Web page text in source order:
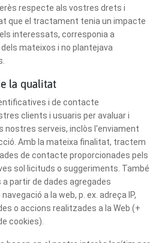
respecte als vostres drets i
que el tractament tenia un impacte
interessats, corresponia a
mateixos i no plantejava
la qualitat
i de contacte
clients i usuaris per avaluar i
nostres serveis, inclòs l'enviament
Amb la mateixa finalitat, tractem
de contacte proporcionades pels
sol·licituds o suggeriments. També
partir de dades agregades
a la web, p. ex. adreça IP,
o accions realitzades a la Web (+
cookies).